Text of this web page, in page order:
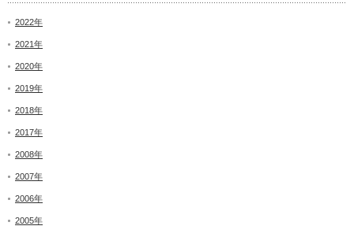
2022年
2021年
2020年
2019年
2018年
2017年
2008年
2007年
2006年
2005年